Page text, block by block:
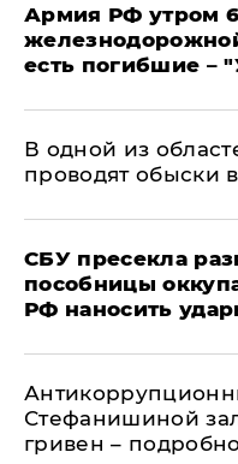
Армия РФ утром 6
есть погибшие –
В одной из
проводят обыски
СБУ пресекла
пособницы
РФ наносить
Стефанишиной
гривен –